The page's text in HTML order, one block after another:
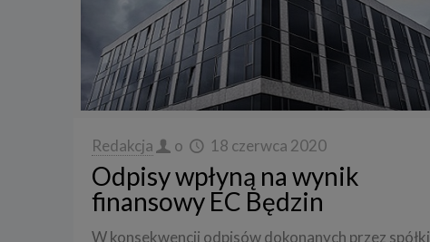
Redakcja o 18 czerwca 2020
Odpisy wpłyną na wynik
finansowy EC Będzin
W konsekwencji odpisów dokonanych przez spółki